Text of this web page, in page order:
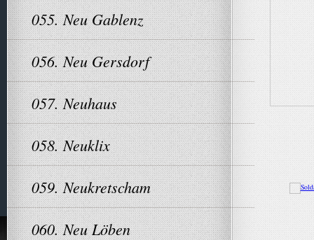
055. Neu Gablenz
056. Neu Gersdorf
057. Neuhaus
058. Neuklix
059. Neukretscham
060. Neu Löben